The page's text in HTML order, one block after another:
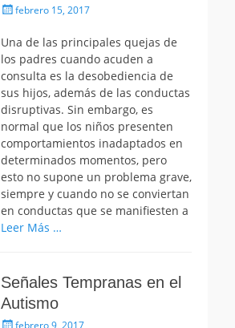
Publicado
febrero 15, 2017
Una de las principales quejas de
los padres cuando acuden a
consulta es la desobediencia de
sus hijos, además de las conductas
disruptivas. Sin embargo, es
normal que los niños presenten
comportamientos inadaptados en
determinados momentos, pero
esto no supone un problema grave,
siempre y cuando no se conviertan
en conductas que se manifiesten a
Leer Más …
Señales Tempranas en el
Autismo
Publicado
febrero 9, 2017